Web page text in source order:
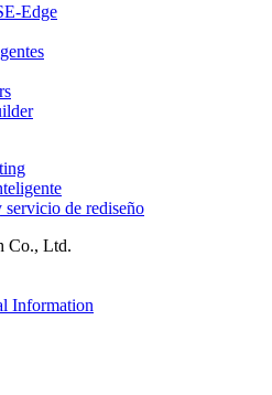
Edge
servicio de rediseño
Co., Ltd.
Information